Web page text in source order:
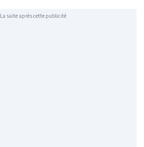
La suite après cette publicité